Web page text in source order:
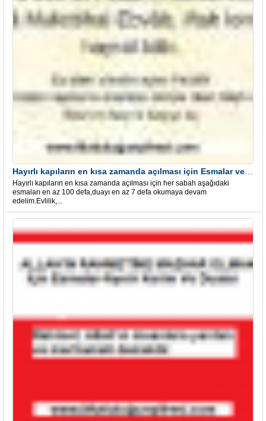
Hayırlı kapıların en kısa zamanda açılması için her sabah aşağıdaki
esmaları en az 100 defa,duayı en az 7 defa okumaya devam
edelim.Evlilik,...